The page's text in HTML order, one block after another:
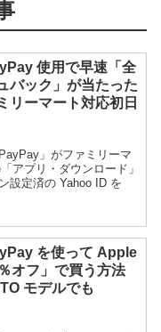
使用で早速「全
バック」が当たった
リーマート対応初日
」がファミリーマ
アプリ・ダウンロード」
設定済の Yahoo ID を
を使って Apple
オフ」で買う方法
モデルでも